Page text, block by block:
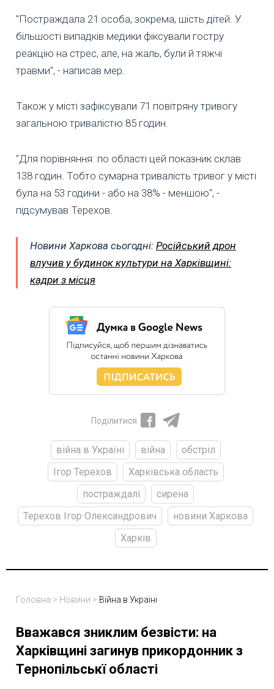
"Постраждала 21 особа, зокрема, шість дітей. У
більшості випадків медики фіксували гостру
реакцію на стрес, але, на жаль, були й тяжчі
травми", - написав мер.
Також у місті зафіксували 71 повітряну тривогу
загальною тривалістю 85 годин.
"Для порівняння: по області цей показник склав
138 годин. Тобто сумарна тривалість тривог у місті
була на 53 години - або на 38% - меншою", -
підсумував Терехов.
Новини Харкова сьогодні: Російський дрон
влучив у будинок культури на Харківщині:
кадри з місця
Поділитися
війна в Україні війна
обстріл
Ігор Терехов
Харківська область
постраждалі
сирена
Терехов Ігор Олександрович
новини Харкова
Харків
Головна > Новини > Війна в Україні
Вважався зниклим безвісти: на
Харківщині загинув прикордонник з
Тернопільськї області